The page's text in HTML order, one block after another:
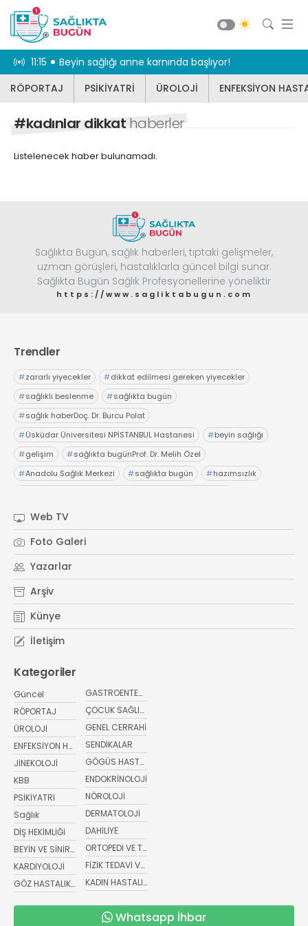
11:15 Beyin sağlığı anne karnında başlıyor!
RÖPORTAJ
PSİKİYATRİ ÜROLOJİ ENFEKSİYON
#kadınlar dikkat haberler
Listelenecek haber bulunamadı.
Sağlıkta Bugün, sağlık haberleri, tıptaki gelişmeler,
uzman görüşleri, hastalıklarla güncel bilgi sunar.
Sağlıkta Bugün Sağlık Profesyonellerine yöneliktir
https://www.sagliktabugun.com
Trendler
#zararlı yiyecekler #dikkat edilmesi gereken yiyecekler
#sağlıklı beslenme #sağlıkta bugün
#sağlık haberDoç. Dr. Burcu Polat
#Üsküdar Üniversitesi NPİSTANBUL Hastanesi #beyin sağlığı
#gelişim #sağlıkta bugünProf. Dr. Melih Özel
#Anadolu Sağlık Merkezi #sağlıkta bugün #hazımsızlık
# Dr. İsmail Çalıkoğlu
#sağlıkta bugünElensilia Arbutin Serum #K-Land
Web TV
Foto Galeri
Yazarlar
Arşiv
Künye
İletişim
Kategoriler
Güncel
RÖPORTAJ
ÜROLOJİ
ENFEKSİYON HASTALIKLARI
JİNEKOLOJİ
KBB
PSİKİYATRİ
Sağlık
DİŞ HEKİMLİĞİ
BEYİN VE SİNİR CERRAHİSİ
KARDİYOLOJİ
GÖZ HASTALIKLARI
GASTROENTEROLOJİ
ÇOCUK SAĞLIĞI VE HASTALIKLARI
GENEL CERRAHİ
SENDİKALAR
GÖGÜS HASTALIKLARI
ENDOKRİNOLOJİ
NÖROLOJİ
DERMATOLOJİ
DAHİLİYE
ORTOPEDİ VE TRAVMATOLOJİ
FİZİK TEDAVİ VE REHABİLİTASYON
KADIN HASTALIKLARI VE DOĞUM
Whatsapp İhbar
RÖPORTAJ
ENFEKSİYON HASTALIKLARI
KBB
DİĞER
DİŞ HEKİMLİĞİ
BEYİN VE SİNİR CERRAHİSİ
KARDİYOLOJİ
ÇOCUK SAĞLIĞI VE HASTALIKLARI
GENEL CERRAHİ
SENDİKALAR
GÖGÜS HASTALIKLARI
DERMATOLOJİ
DAHİLİYE
FİZİK TEDAVİ VE REHABİLİTASYON
KADIN HASTALIKLARI VE DOĞUM
Güncel